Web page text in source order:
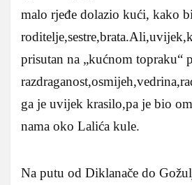
malo rjeđe dolazio kući, kako
prisutan na „kućnom topraku“
ga je uvijek krasilo,pa je bio
nama oko Lalića kule.
Na putu od Diklanače do